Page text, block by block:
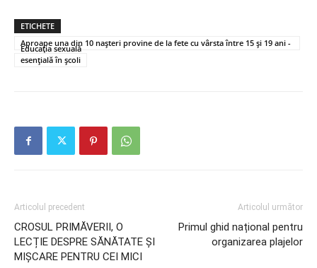
ETICHETE
Aproape una din 10 nașteri provine de la fete cu vârsta între 15 și 19 ani -
Educația sexuală
esențială în școli
Articolul precedent
CROSUL PRIMĂVERII, O
LECȚIE DESPRE SĂNĂTATE ȘI
MIȘCARE PENTRU CEI MICI
Articolul următor
Primul ghid național pentru
organizarea plajelor